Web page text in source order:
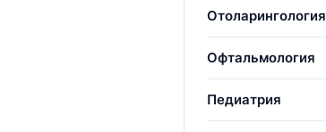
Отоларингология
Офтальмология
Педиатрия